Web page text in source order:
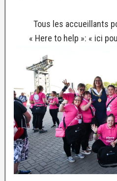
Tous les accueillants
« Here to help »: